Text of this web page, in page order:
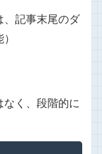
、記事末尾のダ
く、段階的に